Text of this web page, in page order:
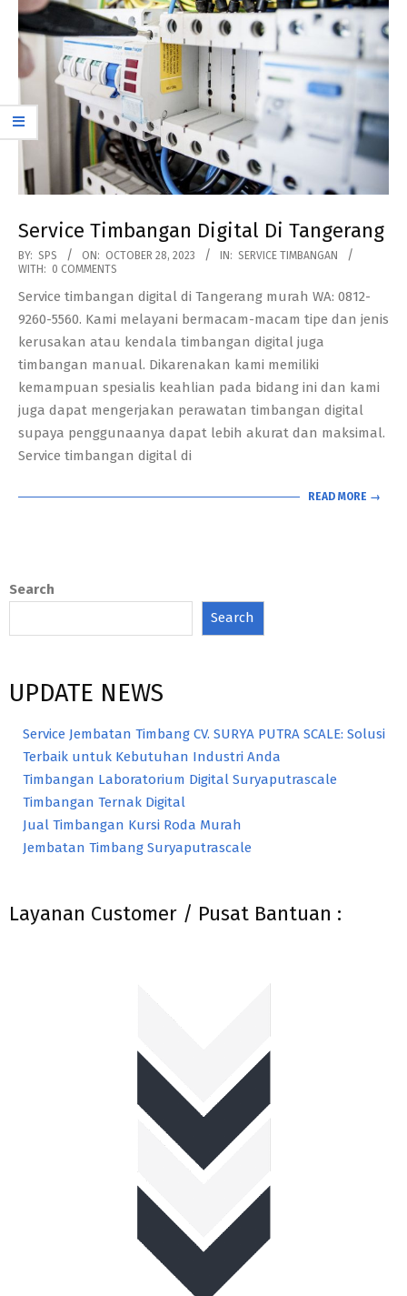
Service Timbangan Digital Di Tangerang
2023-
10-
28
BY: SPS ON: OCTOBER 28, 2023 IN: SERVICE TIMBANGAN
WITH: 0 COMMENTS
Service timbangan digital di Tangerang murah WA: 0812-
9260-5560. Kami melayani bermacam-macam tipe dan jenis
kerusakan atau kendala timbangan digital juga
timbangan manual. Dikarenakan kami memiliki
kemampuan spesialis keahlian pada bidang ini dan kami
juga dapat mengerjakan perawatan timbangan digital
supaya penggunaanya dapat lebih akurat dan maksimal.
Service timbangan digital di
READ MORE →
Search
Search
UPDATE NEWS
Service Jembatan Timbang CV. SURYA PUTRA SCALE: Solusi
Terbaik untuk Kebutuhan Industri Anda
Timbangan Laboratorium Digital Suryaputrascale
Timbangan Ternak Digital
Jual Timbangan Kursi Roda Murah
Jembatan Timbang Suryaputrascale
Layanan Customer / Pusat Bantuan :